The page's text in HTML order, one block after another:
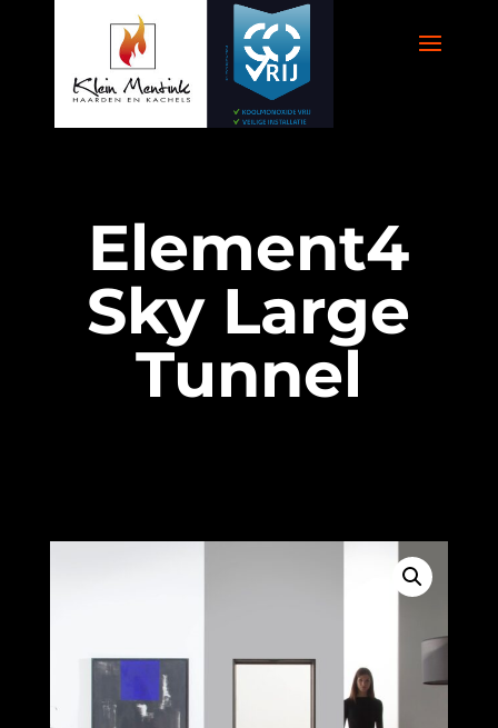
Element4
Sky Large
Tunnel